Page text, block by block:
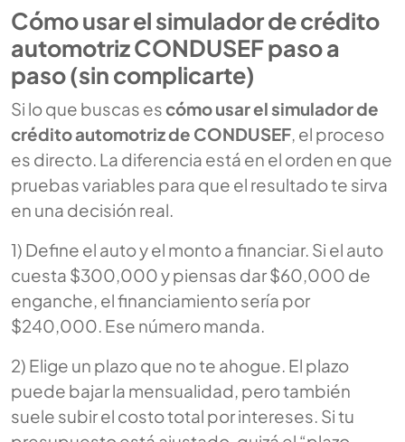
Cómo usar el simulador de crédito
automotriz CONDUSEF paso a
paso (sin complicarte)
Si lo que buscas escómo usar el simulador de
crédito automotriz de CONDUSEF , el proceso
es directo. La diferencia está en el orden en que
pruebas variables para que el resultado te sirva
en una decisión real.
1) Define el auto y el monto a financiar. Si el auto
cuesta $300,000 y piensas dar $60,000 de
enganche, el financiamiento sería por
$240,000. Ese número manda.
2) Elige un plazo que no te ahogue. El plazo
puede bajar la mensualidad, pero también
suele subir el costo total por intereses. Si tu